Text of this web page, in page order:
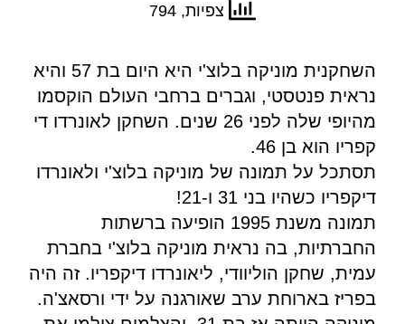
צפיות, 794
השחקנית מוניקה בלוצ'י היא היום בת 57 והיא
נראית פנטסטי, וגברים ברחבי העולם הוקסמו
מהיופי שלה לפני 26 שנים. השחקן לאונרדו די
קפריו הוא בן 46.
תסתכל על תמונה של מוניקה בלוצ'י ולאונרדו
דיקפריו כשהיו בני 31 ו-21!
תמונה משנת 1995 הופיעה ברשתות
החברתיות, בה נראית מוניקה בלוצ'י בחברת
עמית, שחקן הוליוודי, ליאונרדו דיקפריו. זה היה
בפריז בארוחת ערב שאורגנה על ידי ורסאצ'ה.